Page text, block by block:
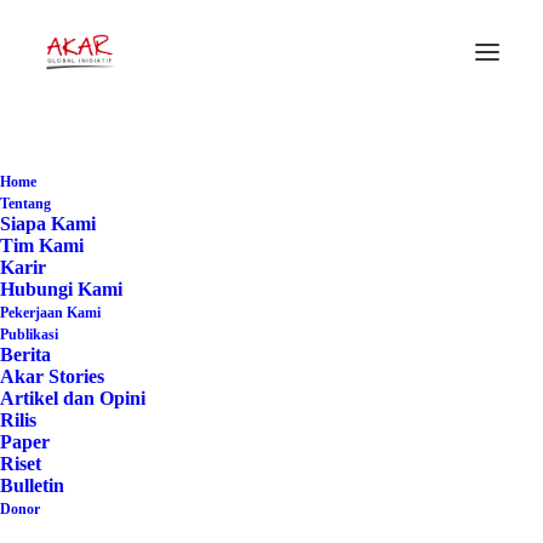
Home
Tentang
Siapa Kami
Tim Kami
Karir
Hubungi Kami
Pekerjaan Kami
Publikasi
Berita
Akar Stories
Artikel dan Opini
Rilis
Paper
Riset
Bulletin
Donor
Home